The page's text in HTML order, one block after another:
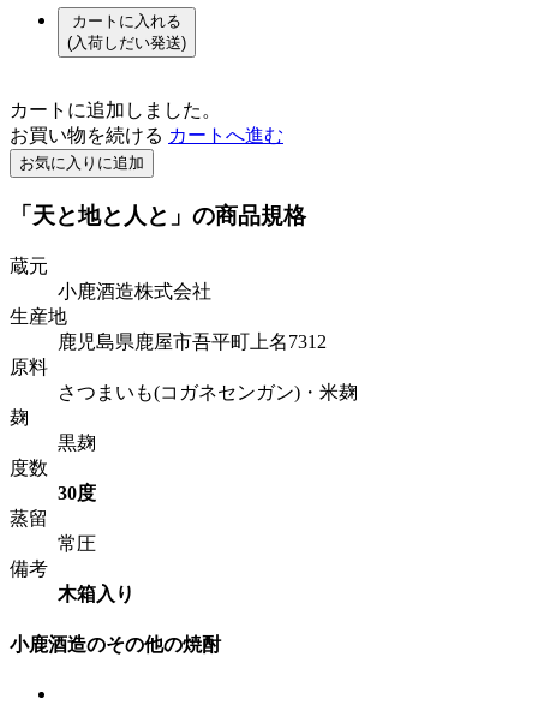
カートに入れる
(入荷しだい発送)
カートに追加しました。
お買い物を続ける カートへ進む
お気に入りに追加
「天と地と人と」の商品規格
蔵元
小鹿酒造株式会社
生産地
鹿児島県鹿屋市吾平町上名7312
原料
さつまいも(コガネセンガン)・米麹
麹
黒麹
度数
30度
蒸留
常圧
備考
木箱入り
小鹿酒造のその他の焼酎